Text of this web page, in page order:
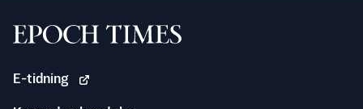
Svenska Epoch Times
E-tidning